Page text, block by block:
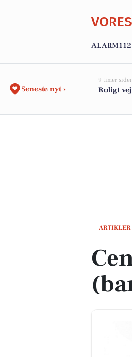
VORES
ALARM112
Seneste nyt ›
9 timer siden
Roligt
ARTIKLER